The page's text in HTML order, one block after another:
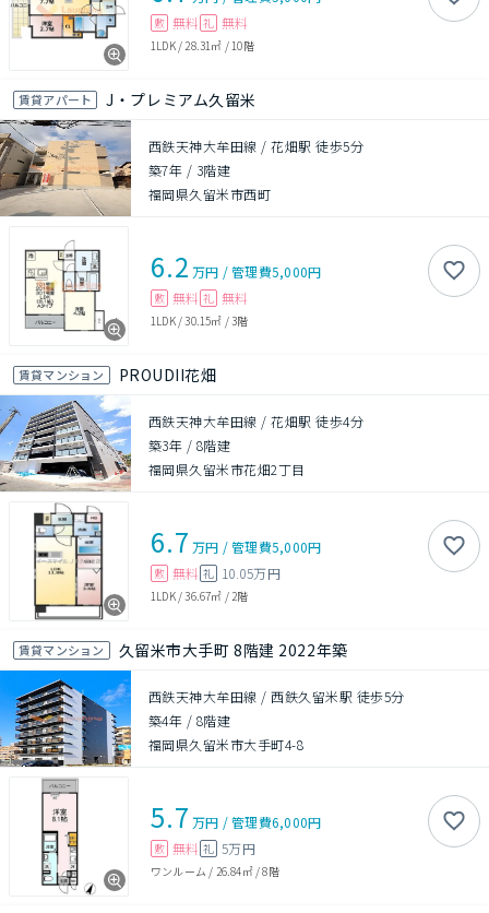
敷 無料 礼 無料
1LDK/ 28.31㎡ / 10階
賃貸アパート J・プレミアム久留米
西鉄天神大牟田線 / 花畑駅 徒歩5分
築7年 / 3階建
福岡県久留米市西町
6.2 万円 /管理費5,000円
敷 無料 礼 無料
1LDK/30.15㎡ /3階
賃貸マンション PROUDII花畑
西鉄天神大牟田線 / 花畑駅 徒歩4分
築3年 / 8階建
福岡県久留米市花畑2丁目
6.7 万円 /管理費5,000円
敷 無料 礼 10.05万円
1LDK/36.67㎡ / 2階
賃貸マンション 久留米市大手町 8階建 2022年築
西鉄天神大牟田線 / 西鉄久留米駅 徒歩5分
築4年 / 8階建
福岡県久留米市大手町4-8
5.7 万円 /管理費6,000円
敷 無料 礼 5万円
ワンルーム / 26.84㎡/8階